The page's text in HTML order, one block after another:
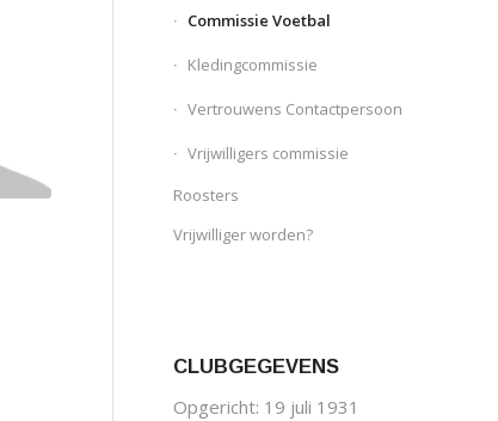
Commissie Voetbal
Kledingcommissie
Vertrouwens Contactpersoon
Vrijwilligers commissie
Roosters
Vrijwilliger worden?
CLUBGEGEVENS
Opgericht: 19 juli 1931